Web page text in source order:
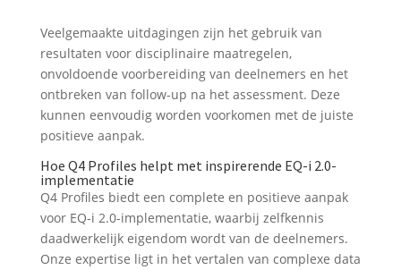
Veelgemaakte uitdagingen zijn het gebruik van
resultaten voor disciplinaire maatregelen,
onvoldoende voorbereiding van deelnemers en het
ontbreken van follow-up na het assessment. Deze
kunnen eenvoudig worden voorkomen met de juiste
positieve aanpak.
Hoe Q4 Profiles helpt met inspirerende EQ-i 2.0-
implementatie
Q4 Profiles biedt een complete en positieve aanpak
voor EQ-i 2.0-implementatie, waarbij zelfkennis
daadwerkelijk eigendom wordt van de deelnemers.
Onze expertise ligt in het vertalen van complexe data